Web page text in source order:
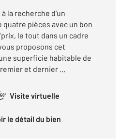
la recherche d'un
pièces avec un bon
le tout dans un cadre
proposons cet
superficie habitable de
et dernier ...
Visite virtuelle
le détail du bien